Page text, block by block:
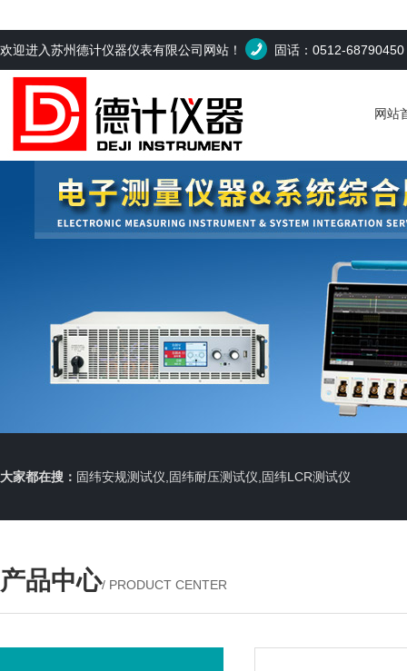
欢迎进入苏州德计仪器仪表有限公司网站！ 固话：0512-68790450
网站
大家都在搜： 固纬安规测试仪,固纬耐压测试仪,固纬LCR测试仪
产品中心/ PRODUCT CENTER